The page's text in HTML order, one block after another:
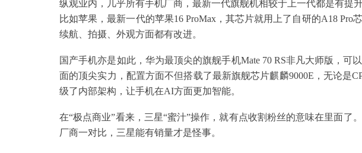
纵观业内，几乎所有手机厂商，最新一代旗舰机相较于上一代都是有提
比如苹果，最新一代的苹果16 ProMax，其芯片就用上了自研的A18 Pro
续航、拍摄、外观方面都有改进。
国产手机亦是如此，华为最顶尖的旗舰手机Mate 70 RS非凡大师版，可
面的顶尖实力，配置方面不但搭载了最新旗舰芯片麒麟9000E，无论是
级了内部架构，让手机在AI方面更加智能。
在“极点商业”看来，三星“蜜汁”操作，就有点收割粉丝的意味在里面了
厂商一对比，三星能有销量才是怪事。